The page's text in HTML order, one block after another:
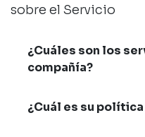
sobre el Servicio
¿Cuáles son los
compañía?
¿Cuál es su